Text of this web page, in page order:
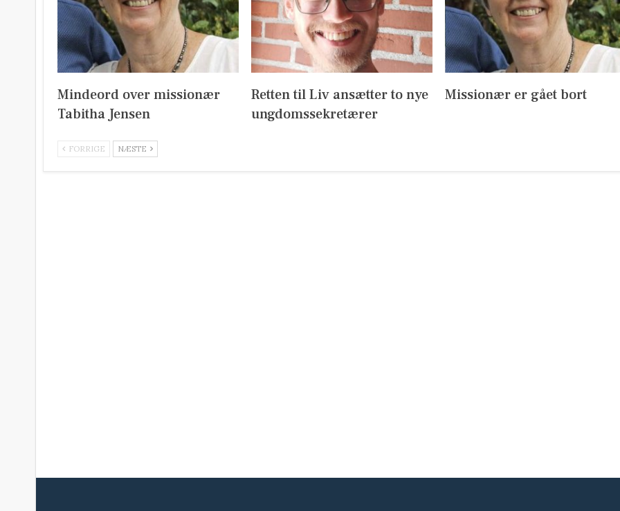
Mindeord over missionær
Tabitha Jensen
Retten til Liv ansætter to nye
ungdomssekretærer
Missionær er gået bort
FORRIGE NÆSTE